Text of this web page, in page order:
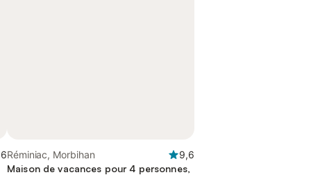
Réminiac, Morbihan
9,6
Maison de vacances pour 4 personnes,